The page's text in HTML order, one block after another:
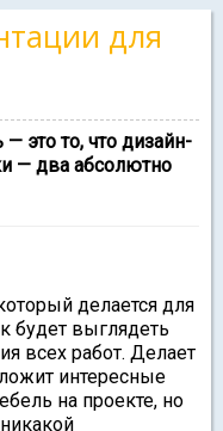
для
это то, что дизайн-
— два абсолютно
делается для
будет выглядеть
всех работ. Делает
интересные
на проекте, но